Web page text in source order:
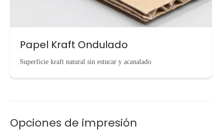
Papel Kraft Ondulado
Superficie kraft natural sin estucar y acanalado
Opciones de impresión